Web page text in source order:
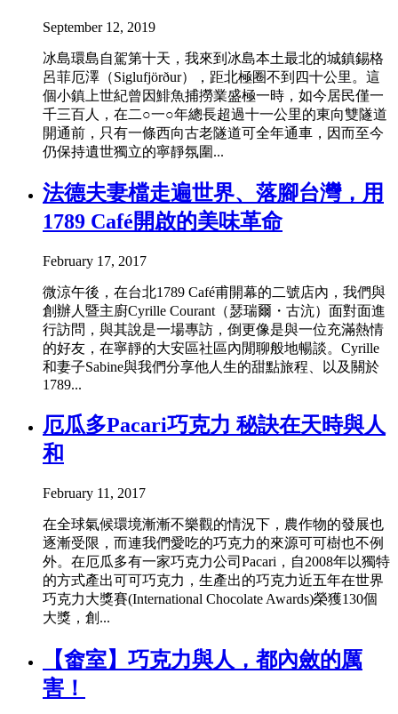
September 12, 2019
冰島環島自駕第十天，我來到冰島本土最北的城鎮錫格
呂菲厄澤（Siglufjörður），距北極圈不到四十公里。這
個小鎮上世紀曾因鯡魚捕撈業盛極一時，如今居民僅一
千三百人，在二○一○年總長超過十一公里的東向雙隧道
開通前，只有一條西向古老隧道可全年通車，因而至今
仍保持遺世獨立的寧靜氛圍...
法德夫妻檔走遍世界、落腳台灣，用
1789 Café開啟的美味革命
February 17, 2017
微涼午後，在台北1789 Café甫開幕的二號店內，我們與
創辦人暨主廚Cyrille Courant（瑟瑞爾・古沆）面對面進
行訪問，與其說是一場專訪，倒更像是與一位充滿熱情
的好友，在寧靜的大安區社區內閒聊般地暢談。Cyrille
和妻子Sabine與我們分享他人生的甜點旅程、以及關於
1789...
厄瓜多Pacari巧克力 秘訣在天時與人
和
February 11, 2017
在全球氣候環境漸漸不樂觀的情況下，農作物的發展也
逐漸受限，而連我們愛吃的巧克力的來源可可樹也不例
外。在厄瓜多有一家巧克力公司Pacari，自2008年以獨特
的方式產出可可巧克力，生產出的巧克力近五年在世界
巧克力大獎賽(International Chocolate Awards)榮獲130個
大獎，創...
【畬室】巧克力與人，都內斂的厲
害！